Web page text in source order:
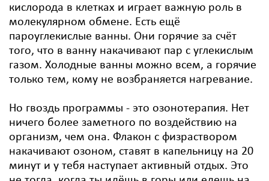
кислорода в клетках и играет важную роль в
молекулярном обмене. Есть ещё
пароуглекислые ванны. Они горячие за счёт
того, что в ванну накачивают пар с углекислым
газом. Холодные ванны можно всем, а горячие
только тем, кому не возбраняется нагревание.
Но гвоздь программы - это озонотерапия. Нет
ничего более заметного по воздействию на
организм, чем она. Флакон с физраствором
накачивают озоном, ставят в капельницу на 20
минут и у тебя наступает активный отдых. Это